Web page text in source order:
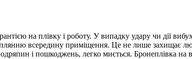
на плівку і роботу. У випадку удару чи дії
всередину приміщення. Це не лише захищає
і пошкоджень, легко миється. Бронеплівка